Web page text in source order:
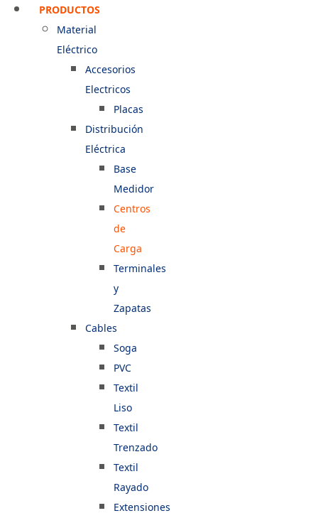
PRODUCTOS
Material
Eléctrico
Accesorios
Electricos
Placas
Distribución
Eléctrica
Base
Medidor
Centros
de
Carga
Terminales
y
Zapatas
Cables
Soga
PVC
Textil
Liso
Textil
Trenzado
Textil
Rayado
Extensiones